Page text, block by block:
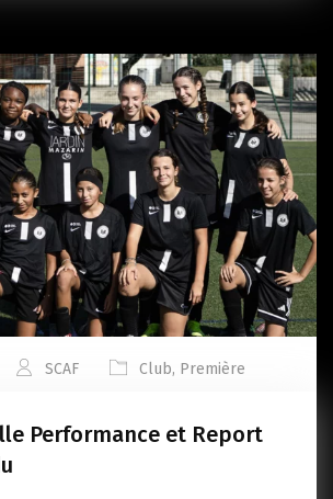
SCAF Club, Première
Performance et Report